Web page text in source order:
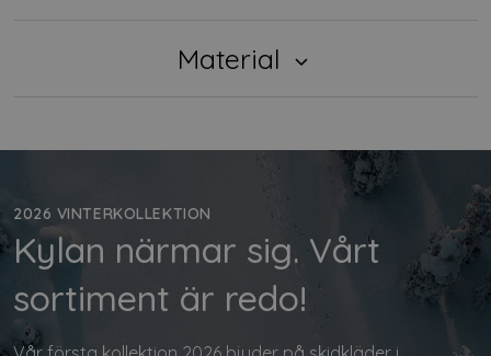
Material
2026 VINTERKOLLEKTION
Kylan närmar sig. Vårt
sortiment är redo!